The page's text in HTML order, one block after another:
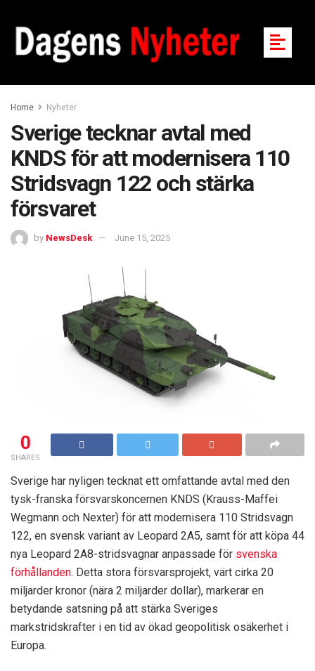
Home Nyheter
Sverige tecknar avtal med
KNDS för att modernisera 110
Stridsvagn 122 och stärka
försvaret
by NewsDesk June 15, 2025
0
SHARES
Sverige har nyligen tecknat ett omfattande avtal med den
tysk-franska försvarskoncernen KNDS (Krauss-Maffei
Wegmann och Nexter) för att modernisera 110 Stridsvagn
122, en svensk variant av Leopard 2A5, samt för att köpa 44
nya Leopard 2A8-stridsvagnar anpassade för svenska
förhållanden. Detta stora försvarsprojekt, värt cirka 20
miljarder kronor (nära 2 miljarder dollar), markerar en
betydande satsning på att stärka Sveriges
markstridskrafter i en tid av ökad geopolitisk osäkerhet i
Europa.